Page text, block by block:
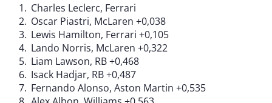
Charles Leclerc, Ferrari
Oscar Piastri, McLaren +0,038
Lewis Hamilton, Ferrari +0,105
Lando Norris, McLaren +0,322
Liam Lawson, RB +0,468
Isack Hadjar, RB +0,487
Fernando Alonso, Aston Martin +0,535